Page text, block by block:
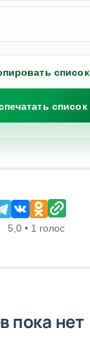
список
список
5,0 • 1 голос
пока нет